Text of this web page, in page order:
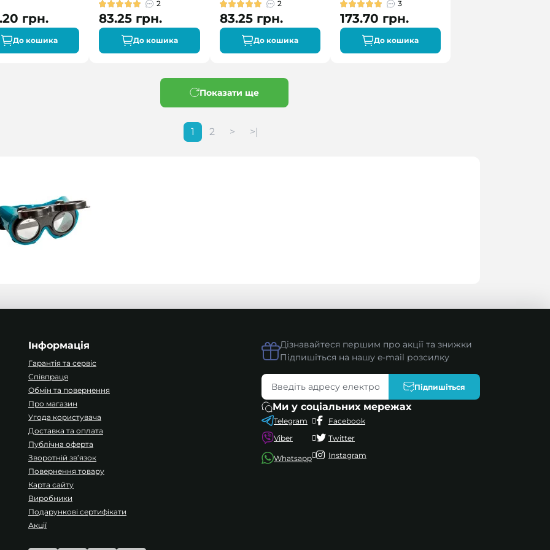
грн.
До кошика
2
83.25 грн.
До кошика
2
83.25 грн.
До кошика
3
173.70 грн.
До кошика
Показати ще
1 2 > >|
Інформація
Гарантія та сервіс
Співпраця
Обмін та повернення
Про магазин
Угода користувача
Доставка та оплата
Публічна оферта
Зворотній зв’язок
Повернення товару
Карта сайту
Виробники
Подарункові сертифікати
Акції
Ми у соціальних мережах
Telegram
Viber
Whatsapp
Facebook
Twitter
Instagram
Дізнавайтеся першим про акції та знижки
Підпишіться на нашу e-mail розсилку
Підпишіться